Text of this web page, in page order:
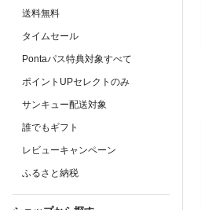
送料無料
タイムセール
Pontaパス特典対象すべて
ポイントUPセレクトのみ
サンキュー配送対象
誰でもギフト
レビューキャンペーン
ふるさと納税